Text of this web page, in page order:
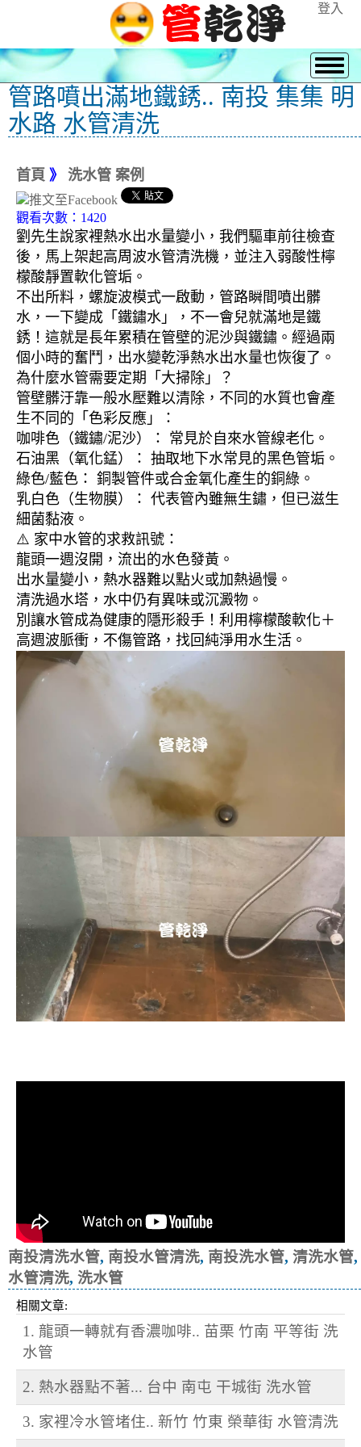
登入
管路噴出滿地鐵銹.. 南投 集集 明
水路 水管清洗
首頁 》 洗水管 案例
觀看次數：1420
劉先生說家裡熱水出水量變小，我們驅車前往檢查
後，馬上架起高周波水管清洗機，並注入弱酸性檸
檬酸靜置軟化管垢。
不出所料，螺旋波模式一啟動，管路瞬間噴出髒
水，一下變成「鐵鏽水」，不一會兒就滿地是鐵
銹！這就是長年累積在管壁的泥沙與鐵鏽。經過兩
個小時的奮鬥，出水變乾淨熱水出水量也恢復了。
為什麼水管需要定期「大掃除」？
管壁髒汙靠一般水壓難以清除，不同的水質也會產
生不同的「色彩反應」：
咖啡色（鐵鏽/泥沙）： 常見於自來水管線老化。
石油黑（氧化錳）： 抽取地下水常見的黑色管垢。
綠色/藍色： 銅製管件或合金氧化產生的銅綠。
乳白色（生物膜）： 代表管內雖無生鏽，但已滋生
細菌黏液。
⚠️ 家中水管的求救訊號：
龍頭一週沒開，流出的水色發黃。
出水量變小，熱水器難以點火或加熱過慢。
清洗過水塔，水中仍有異味或沉澱物。
別讓水管成為健康的隱形殺手！利用檸檬酸軟化＋
高週波脈衝，不傷管路，找回純淨用水生活。
南投清洗水管, 南投水管清洗, 南投洗水管, 清洗水管,
水管清洗, 洗水管
相關文章:
1. 龍頭一轉就有香濃咖啡.. 苗栗 竹南 平等街 洗
水管
2. 熱水器點不著... 台中 南屯 干城街 洗水管
3. 家裡冷水管堵住.. 新竹 竹東 榮華街 水管清洗